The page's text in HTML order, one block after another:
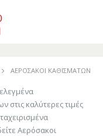
ΑΕΡΌΣΑΚΟΙ ΚΑΘΙΣΜΆΤΩΝ
στις καλύτερες τιμές
Αερόσακοι